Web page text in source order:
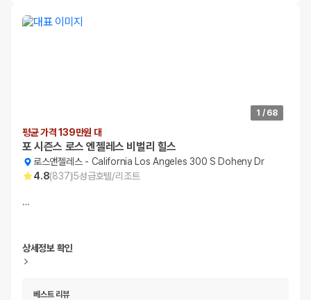
1 / 68
평균 가격 139만원 대
포 시즌스 로스 엔젤레스 비벌리 힐스
로스앤젤레스- California Los Angeles 300 S Doheny Dr
4.8(837)5성급호텔/리조트
…
상세정보 확인
베스트 리뷰